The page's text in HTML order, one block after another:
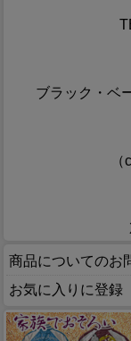
ブラック・ベ
（
商品についてのお
お気に入りに登録